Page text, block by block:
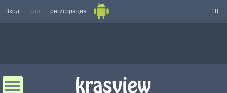
Вход или регистрация 18+